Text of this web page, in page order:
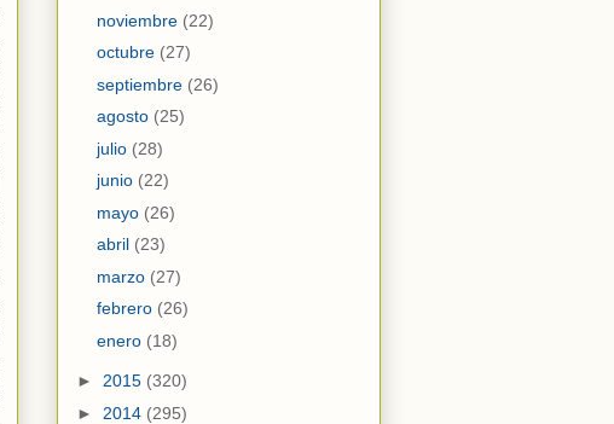
noviembre (22)
octubre (27)
septiembre (26)
agosto (25)
julio (28)
junio (22)
mayo (26)
abril (23)
marzo (27)
febrero (26)
enero (18)
► 2015 (320)
► 2014 (295)